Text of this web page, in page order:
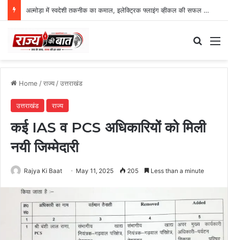
अल्मोड़ा में स्वदेशी तकनीक का कमाल, इलेक्ट्रिक फ्लाइंग व्हीकल की सफल ट्रायल उड़ान
Home /राज्य/उत्तराखंड
उत्तराखंड राज्य
कई IAS व PCS अधिकारियों को मिली
नयी जिम्मेदारी
Rajya Ki Baat May 11, 2025 205 Less than a minute